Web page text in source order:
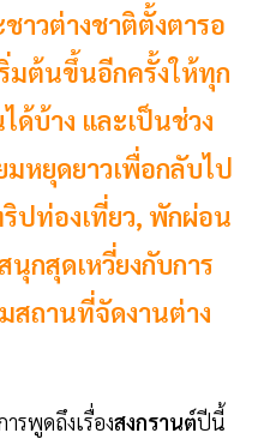
าวต่างชาติตั้งตารอ
มต้นขึ้นอีกครั้งให้ทุก
ด้บ้าง และเป็นช่วง
มหยุดยาวเพื่อกลับไป
ปท่องเที่ยว, พักผ่อน
กสุดเหวี่ยงกับการ
สถานที่จัดงานต่าง
รพูดถึงเรื่องสงกรานต์ปีนี้